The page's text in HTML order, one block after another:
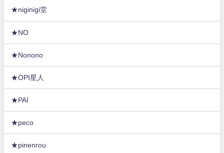
★niginigi堂
★NO
★Nonono
★OPI星人
★PAI
★peco
★pinenrou